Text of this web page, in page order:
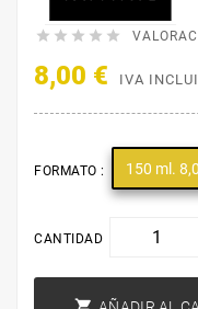
    
8,00 € IVA
FORMATO : 150 ml.
CANTIDAD